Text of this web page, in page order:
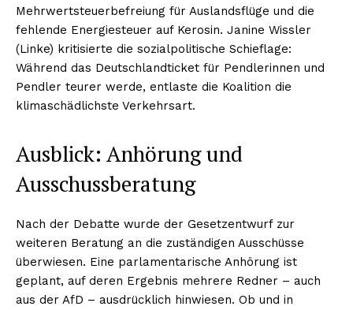
Mehrwertsteuerbefreiung für Auslandsflüge und die
fehlende Energiesteuer auf Kerosin. Janine Wissler
(Linke) kritisierte die sozialpolitische Schieflage:
Während das Deutschlandticket für Pendlerinnen und
Pendler teurer werde, entlaste die Koalition die
klimaschädlichste Verkehrsart.
Ausblick: Anhörung und
Ausschussberatung
Nach der Debatte wurde der Gesetzentwurf zur
weiteren Beratung an die zuständigen Ausschüsse
überwiesen. Eine parlamentarische Anhörung ist
geplant, auf deren Ergebnis mehrere Redner – auch
aus der AfD – ausdrücklich hinwiesen. Ob und in